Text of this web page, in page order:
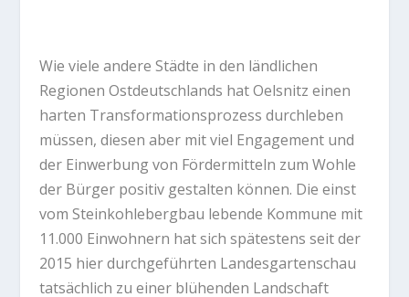
Wie viele andere Städte in den ländlichen
Regionen Ostdeutschlands hat Oelsnitz einen
harten Transformationsprozess durchleben
müssen, diesen aber mit viel Engagement und
der Einwerbung von Fördermitteln zum Wohle
der Bürger positiv gestalten können. Die einst
vom Steinkohlebergbau lebende Kommune mit
11.000 Einwohnern hat sich spätestens seit der
2015 hier durchgeführten Landesgartenschau
tatsächlich zu einer blühenden Landschaft